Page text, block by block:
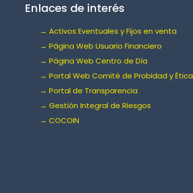
Enlaces de interés
→ Activos Eventuales y Fijos en venta
→ Página Web Usuario Financiero
→ Página Web Centro de Día
→ Portal Web Comité de Probidad y Ética
→ Portal de Transparencia
→ Gestión Integral de Riesgos
→ COCOIN